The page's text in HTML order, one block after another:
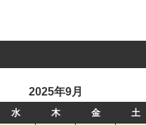
2025年9月
水 木 金 土